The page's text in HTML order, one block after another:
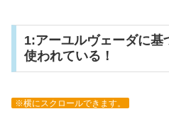
1:アーユルヴェーダに基
使われている！
※横にスクロールできます。